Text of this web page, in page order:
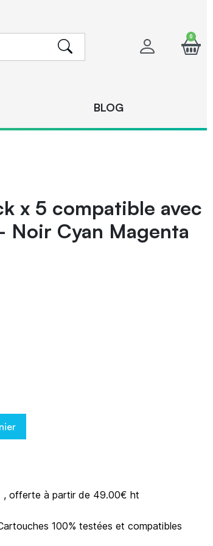
0
BLOG
x 5 compatible avec
Noir Cyan Magenta
, offerte à partir de 49.00€ ht
100% testées et compatibles